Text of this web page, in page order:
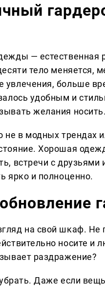
— естественная
тело меняется,
больше
удобным и
желания носить.
не в модных трендах
Хорошая
встречи с
ярко и полноценно.
на свой шкаф. Не
носите и
раздражение?
Даже если